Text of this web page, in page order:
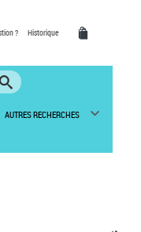
? Historique
AUTRES RECHERCHES